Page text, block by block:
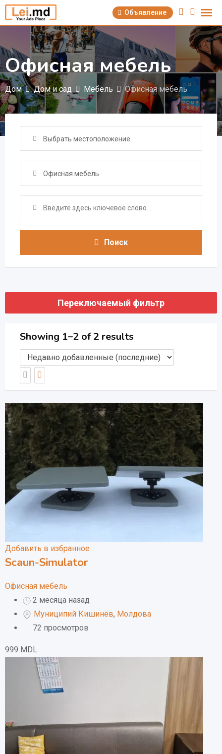
Перейти
содержимому
Объявление
Офисная мебель
Дом Дом и сад Мебель Офисная мебель
Выбрать местоположение
Офисная мебель
Поиск
Переключаемый фильтр
Showing 1–2 of 2 results
Добавить в избранное
Scaun-Simulator
Офисная мебель
2 месяца назад
Муниципий Кишинёв, Молдова
72 просмотров
999 MDL